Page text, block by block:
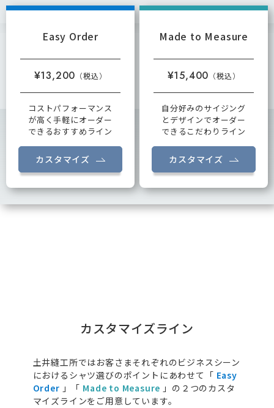
Easy Order
¥13,200
コストパフォーマンス
が高く手軽にオーダー
できるおすすめライン
カスタマイズ
Made to Measure
¥15,400
自分好みのサイジング
とデザインでオーダー
できるこだわりライン
カスタマイズ
カスタマイズライン
土井縫工所ではお客さまそれぞれのビジネスシーン
におけるシャツ選びのポイントにあわせて「 Easy
Order 」「 Made to Measure 」の２つのカスタ
マイズラインをご用意しています。